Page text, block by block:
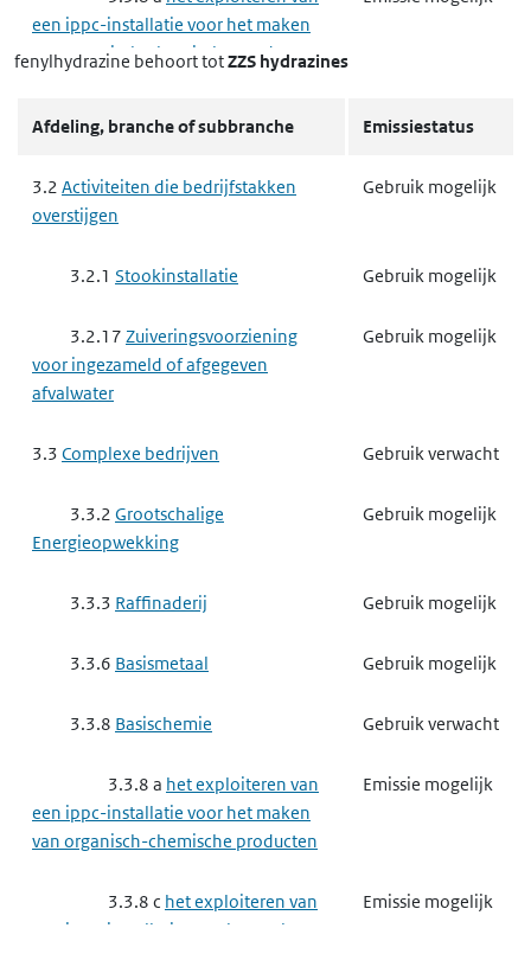
een ippc-installatie voor het maken
van organisch-chemische producten
een ippc-installatie voor het maken
gewasbescherming of van biociden
3.4.4 fhet maken van
producten van metaal
3.4.6Chemische producten
3.4.6 ahet maken van
waspoeder of enzymen
3.4.6 ehet maken van
Gebruik verwacht
houtindustrie, textielindustrie en
leerindustrie
producten van papier, karton, hout,
fenylhydrazine behoort totZZS hydrazines
Afdeling, branche of subbranche Emissiestatus
3.2 Activiteiten die bedrijfstakken
overstijgen
Gebruik mogelijk
3.2.1 Stookinstallatie Gebruik mogelijk
3.2.17 Zuiveringsvoorziening
voor ingezameld of afgegeven
afvalwater
Gebruik mogelijk
3.3 Complexe bedrijven Gebruik verwacht
3.3.2 Grootschalige
Energieopwekking
Gebruik mogelijk
3.3.3 Raffinaderij Gebruik mogelijk
3.3.6 Basismetaal Gebruik mogelijk
3.3.8 Basischemie Gebruik verwacht
3.3.8 a het exploiteren van
een ippc-installatie voor het maken
van organisch-chemische producten
Emissie mogelijk
3.3.8 c het exploiteren van
een ippc-installatie voor het maken
Emissie mogelijk